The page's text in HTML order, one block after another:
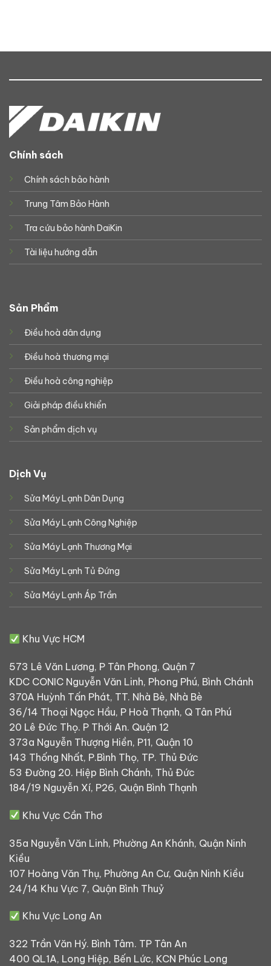
Chính sách
Chính sách bảo hành
Trung Tâm Bảo Hành
Tra cứu bảo hành DaiKin
Tài liệu hướng dẫn
Sản Phẩm
Điều hoà dân dụng
Điều hoà thương mại
Điều hoà công nghiệp
Giải pháp điều khiển
Sản phẩm dịch vụ
Dịch Vụ
Sửa Máy Lạnh Dân Dụng
Sửa Máy Lạnh Công Nghiệp
Sửa Máy Lạnh Thương Mại
Sửa Máy Lạnh Tủ Đứng
Sửa Máy Lạnh Áp Trần
Khu Vực HCM
573 Lê Văn Lương, P Tân Phong, Quận 7
KDC CONIC Nguyễn Văn Linh, Phong Phú, Bình Chánh
370A Huỳnh Tấn Phát, TT. Nhà Bè, Nhà Bè
36/14 Thoại Ngọc Hầu, P Hoà Thạnh, Q Tân Phú
20 Lê Đức Thọ. P Thới An. Quận 12
373a Nguyễn Thượng Hiền, P11, Quận 10
143 Thống Nhất, P.Bình Thọ, TP. Thủ Đức
53 Đường 20. Hiệp Bình Chánh, Thủ Đức
184/19 Nguyễn Xí, P26, Quận Bình Thạnh
Khu Vực Cần Thơ
35a Nguyễn Văn Linh, Phường An Khánh, Quận Ninh
Kiều
107 Hoàng Văn Thụ, Phường An Cư, Quận Ninh Kiều
24/14 Khu Vực 7, Quận Bình Thuỷ
Khu Vực Long An
322 Trần Văn Hý. Bình Tâm. TP Tân An
400 QL1A, Long Hiệp, Bến Lức, KCN Phúc Long